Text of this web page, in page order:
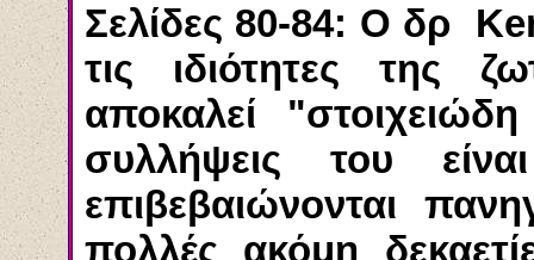
Σελίδες 80-84: Ο δρ
τις ιδιότητες της
αποκαλεί
συλλήψεις του
επιβεβαιώνονται
πολλές ακόμη